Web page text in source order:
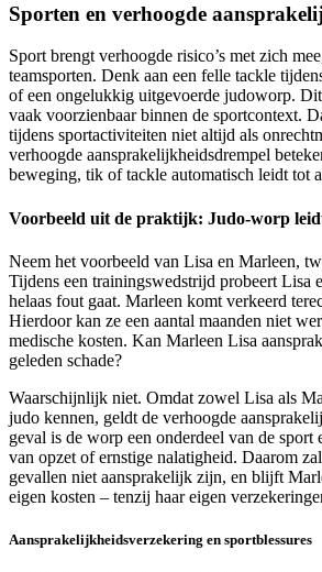
Sporten en verhoogde
Sport brengt verhoogde risico’s met zich
teamsporten. Denk aan een felle tackle
of een ongelukkig uitgevoerde judoworp.
vaak voorzienbaar binnen de sportcontext.
tijdens sportactiviteiten niet altijd als
verhoogde aansprakelijkheidsdrempel
beweging, tik of tackle automatisch leidt tot
Voorbeeld uit de praktijk: Judo-worp
Neem het voorbeeld van Lisa en Marleen,
Tijdens een trainingswedstrijd probeert Lisa
helaas fout gaat. Marleen komt verkeerd
Hierdoor kan ze een aantal maanden niet
medische kosten. Kan Marleen Lisa
geleden schade?
Waarschijnlijk niet. Omdat zowel Lisa als
judo kennen, geldt de verhoogde
geval is de worp een onderdeel van de sport
van opzet of ernstige nalatigheid. Daarom
gevallen niet aansprakelijk zijn, en blijft
eigen kosten – tenzij haar eigen
Aansprakelijkheidsverzekering en sportblessures